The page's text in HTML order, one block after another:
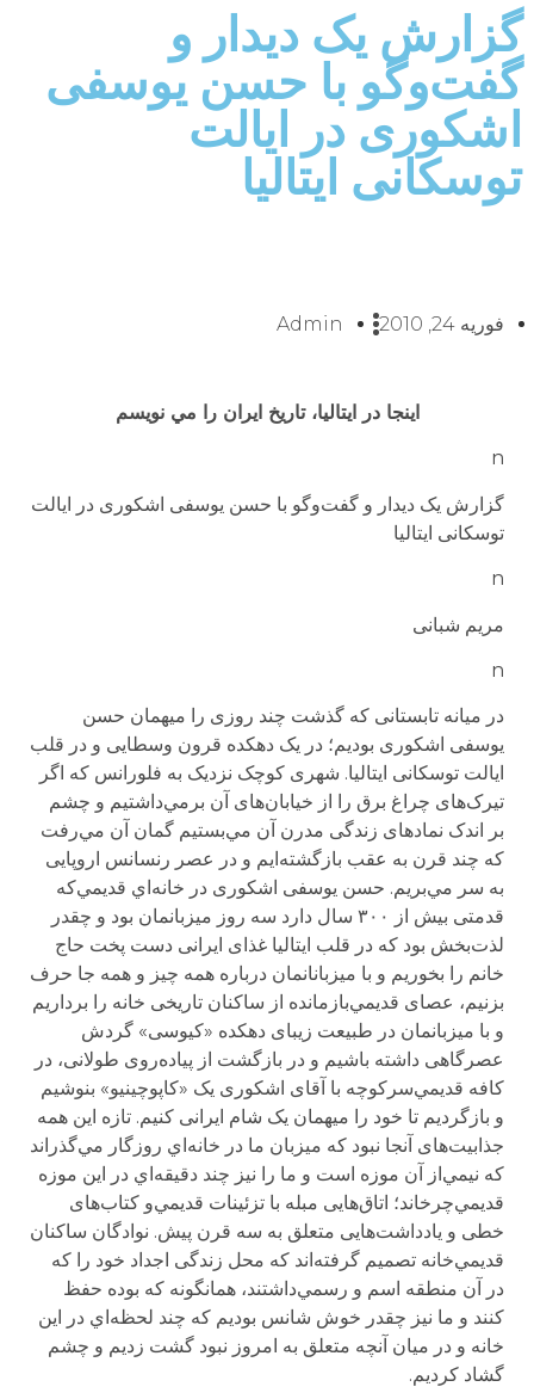
گزارش یک دیدار و
گفت‌وگو با حسن یوسفی
اشکوری در ایالت
توسکانی ایتالیا
فوریه 24, 2010 Admin
اينجا در ايتاليا، تاريخ ايران را مي نويسم
n
گزارش یک دیدار و گفت‌وگو با حسن یوسفی اشکوری در ایالت
توسکانی ایتالیا
n
مریم شبانی
n
در میانه تابستانی که گذشت چند روزی را میهمان حسن
یوسفی اشکوری بودیم؛ در یک دهکده قرون وسطایی و در قلب
ایالت توسکانی ایتالیا. شهری کوچک نزدیک به فلورانس که اگر
تیرک‌های چراغ برق را از خیابان‌های آن برمي‌داشتیم و چشم
بر اندک نمادهای زندگی مدرن آن مي‌بستیم گمان آن مي‌رفت
که چند قرن به عقب بازگشته‌ایم و در عصر رنسانس اروپایی
به سر مي‌بریم. حسن یوسفی اشکوری در خانه‌‌اي قدیمي‌که
قدمتی بیش از ۳۰۰ سال دارد سه روز میزبانمان بود و چقدر
لذت‌بخش بود که در قلب ایتالیا غذای ایرانی دست پخت حاج
خانم را بخوریم و با میزبانانمان درباره همه چیز و همه جا حرف
بزنیم، عصای قدیمي‌بازمانده از ساکنان تاریخی خانه را برداریم
و با میزبانمان در طبیعت زیبای دهکده «کیوسی» گردش
عصرگاهی داشته باشیم و در بازگشت از پیاده‌روی طولانی، در
کافه قدیمي‌سرکوچه با آقای اشکوری یک «کاپوچینیو» بنوشیم
و بازگردیم تا خود را میهمان یک شام ایرانی کنیم. تازه این همه
جذابیت‌های آنجا نبود که میزبان ما در خانه‌‌اي روزگار مي‌گذراند
که نیمي‌از آن موزه است و ما را نیز چند دقیقه‌‌اي در این موزه
قدیمي‌چرخاند؛ اتاق‌هایی مبله با تزئینات قدیمي‌و کتاب‌های
خطی و یادداشت‌هایی متعلق به سه قرن پیش. نوادگان ساکنان
قدیمي‌خانه تصمیم گرفته‌اند که محل زندگی اجداد خود را که
در آن منطقه اسم و رسمي‌داشتند، همانگونه که بوده حفظ
کنند و ما نیز چقدر خوش شانس بودیم که چند لحظه‌‌اي در این
خانه و در میان آنچه متعلق به امروز نبود گشت زدیم و چشم
گشاد کردیم.